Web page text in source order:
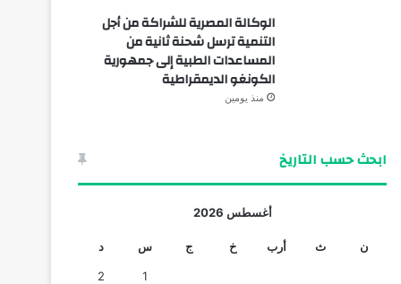
الوكالة المصرية للشراكة من أجل
التنمية ترسل شحنة ثانية من
المساعدات الطبية إلى جمهورية
الكونغو الديمقراطية
منذ يومين
ابحث حسب التاريخ
أغسطس 2026
ن ث أرب خ ج س د
1
2